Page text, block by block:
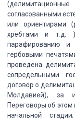
согласованными
или ориентирами
хребтами и т.д. ).
парафированию и
гербовыми
проведена
сопредельными
договор о
Молдавией), за
Переговоры об этом
начальной